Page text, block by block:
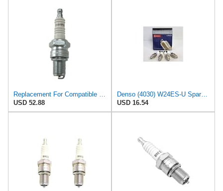
Replacement For Compatible With Champion 801C Nickel Copper Plus Small Engine N3C Spark Plug 14 mm.
USD 52.88
Denso (4030) W24ES-U Spark Plugs, Pack of 4
USD 16.54